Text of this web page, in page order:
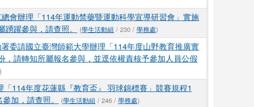
會辦理「114年運動禁藥暨運動科學宣導研習會」實施
躍參與，請查照。
(學生活動組 / 230 / 學務處)
委請國立臺灣師範大學辦理「114年度山野教育推廣實
請轉知所屬報名參與，並逕依權責核予參加人員公假
)
114年度花蓮縣『教育盃』 羽球錦標賽」競賽規程1
加，請查照。
(學生活動組 / 246 / 學務處)